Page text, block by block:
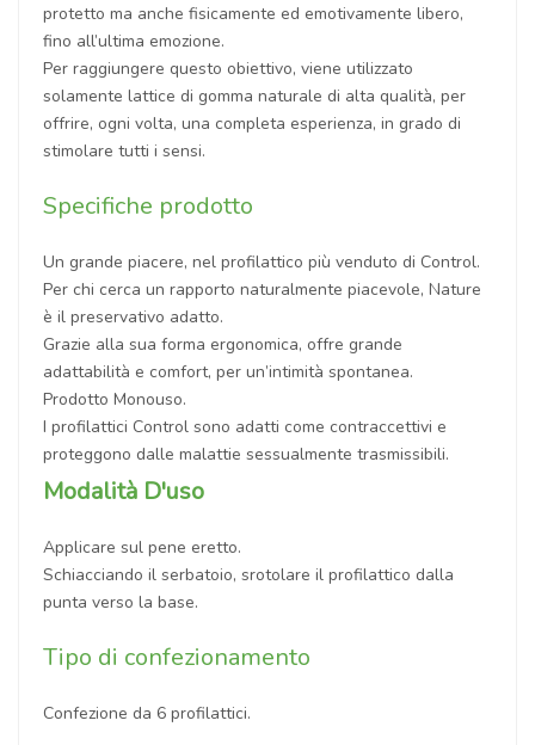
protetto ma anche fisicamente ed emotivamente libero,
fino all’ultima emozione.
Per raggiungere questo obiettivo, viene utilizzato
solamente lattice di gomma naturale di alta qualità, per
offrire, ogni volta, una completa esperienza, in grado di
stimolare tutti i sensi.
Specifiche prodotto
Un grande piacere, nel profilattico più venduto di Control.
Per chi cerca un rapporto naturalmente piacevole, Nature
è il preservativo adatto.
Grazie alla sua forma ergonomica, offre grande
adattabilità e comfort, per un’intimità spontanea.
Prodotto Monouso.
I profilattici Control sono adatti come contraccettivi e
proteggono dalle malattie sessualmente trasmissibili.
Modalità D'uso
Applicare sul pene eretto.
Schiacciando il serbatoio, srotolare il profilattico dalla
punta verso la base.
Tipo di confezionamento
Confezione da 6 profilattici.